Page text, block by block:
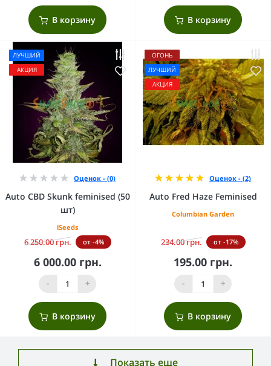
В корзину В корзину
ЛУЧШИЙ
АКЦИЯ
Оценок - (0)
Auto CBD Skunk feminised (50
шт)
iSeeds
6 250.00 грн. от -4%
6 000.00 грн.
- +
В корзину
ОГОНЬ
ЛУЧШИЙ
АКЦИЯ
Оценок - (2)
Auto Fred Haze Feminised
Columbian Garden
234.00 грн. от -17%
195.00 грн.
- +
В корзину
Показать еще